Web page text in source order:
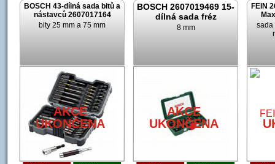
BOSCH 43-dílná sada bitů a
nástavců 2607017164
bity 25 mm a 75 mm
AKCE
UKONČENA
BOSCH 2607019469 15-
dílná sada fréz
8 mm
AKCE
UKONČENA
FEIN
sada